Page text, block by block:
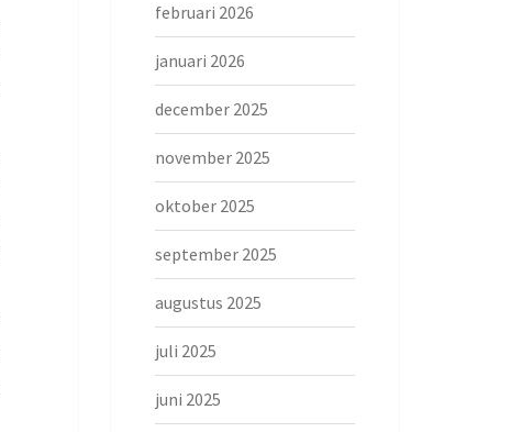
februari 2026
januari 2026
december 2025
november 2025
oktober 2025
september 2025
augustus 2025
juli 2025
juni 2025